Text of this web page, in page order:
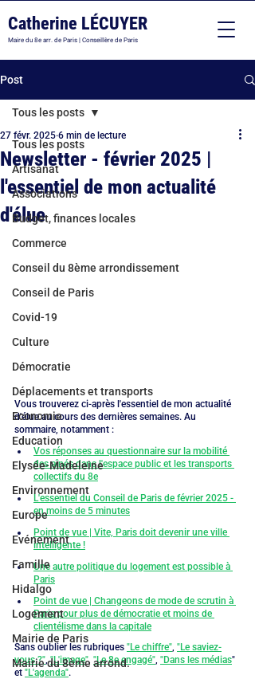
Catherine LÉCUYER
Maire du 8e arr. de Paris | Conseillère de Paris
Post
Tous les posts
Artisanat
Associations
Budget, finances locales
Commerce
Conseil du 8ème arrondissement
Conseil de Paris
Covid-19
Culture
Démocratie
Déplacements et transports
Economie
Education
Elysée-Madeleine
Environnement
Europe
Evénement
Famille
Hidalgo
Logement
Mairie de Paris
Mairie du 8ème arrond.
Tous les posts
Newsletter - février 2025 |
l'essentiel de mon actualité
d'élue
27 févr. 2025 6 min de lecture
Vous trouverez ci-après l'essentiel de mon actualité
d'élue au cours des dernières semaines. Au
sommaire, notamment :
Vos réponses au questionnaire sur la mobilité
des aînés dans l'espace public et les transports
collectifs du 8e
L'essentiel du Conseil de Paris de février 2025 -
en moins de 5 minutes
Point de vue | Vite, Paris doit devenir une ville
intelligente !
Une autre politique du logement est possible à
Paris
Point de vue | Changeons de mode de scrutin à
Paris pour plus de démocratie et moins de
clientélisme dans la capitale
Sans oublier les rubriques "Le chiffre" "Le saviez-
vous ?" , "L'image", "Le 8e engagé" "Dans les médias"
et "L'agenda".